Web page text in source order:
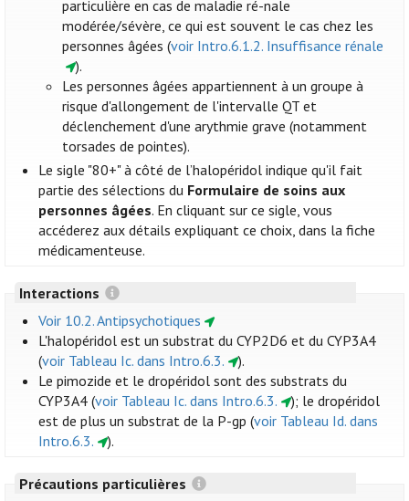
particulière en cas de maladie ré-nale
modérée/sévère, ce qui est souvent le cas chez les
personnes âgées (voir Intro.6.1.2. Insuffisance rénale
).
Les personnes âgées appartiennent à un groupe à
risque d'allongement de l'intervalle QT et
déclenchement d'une arythmie grave (notamment
torsades de pointes).
Le sigle "80+" à côté de l’halopéridol indique qu'il fait
partie des sélections du Formulaire de soins aux
personnes âgées. En cliquant sur ce sigle, vous
accéderez aux détails expliquant ce choix, dans la fiche
médicamenteuse.
Interactions
Voir 10.2. Antipsychotiques
L'halopéridol est un substrat du CYP2D6 et du CYP3A4
(voir Tableau Ic. dans Intro.6.3.
).
Le pimozide et le dropéridol sont des substrats du
CYP3A4 (voir Tableau Ic. dans Intro.6.3.
); le dropéridol
est de plus un substrat de la P-gp (voir Tableau Id. dans
Intro.6.3.
).
Précautions particulières